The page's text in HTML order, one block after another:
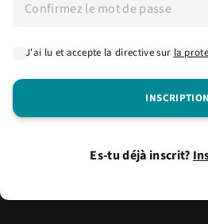
J'ai lu et accepte la directive sur la
Es-tu déjà inscrit?